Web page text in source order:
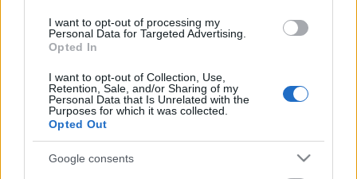
I want to opt-out of processing my
Personal Data for Targeted Advertising.
Opted In
I want to opt-out of Collection, Use,
Retention, Sale, and/or Sharing of my
Personal Data that Is Unrelated with the
Purposes for which it was collected.
Opted Out
Google consents
Näytä Valtatie 15 kaikki mittauspisteet
Tiedot päivitetty 07.08.2026 21:01
Itäväylä, Seututie 170
Liikenteen yleiskuva
Suuntaan
Loviisa
Suuntaan